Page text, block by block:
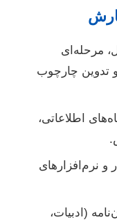
مرحله‌ای
تدوین چارچوب
اطلاعاتی،
و نرم‌افزارهای
(ادبیات،